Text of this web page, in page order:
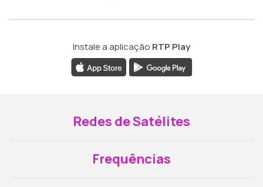
Instale a aplicação RTP Play
Redes de Satélites
Frequências